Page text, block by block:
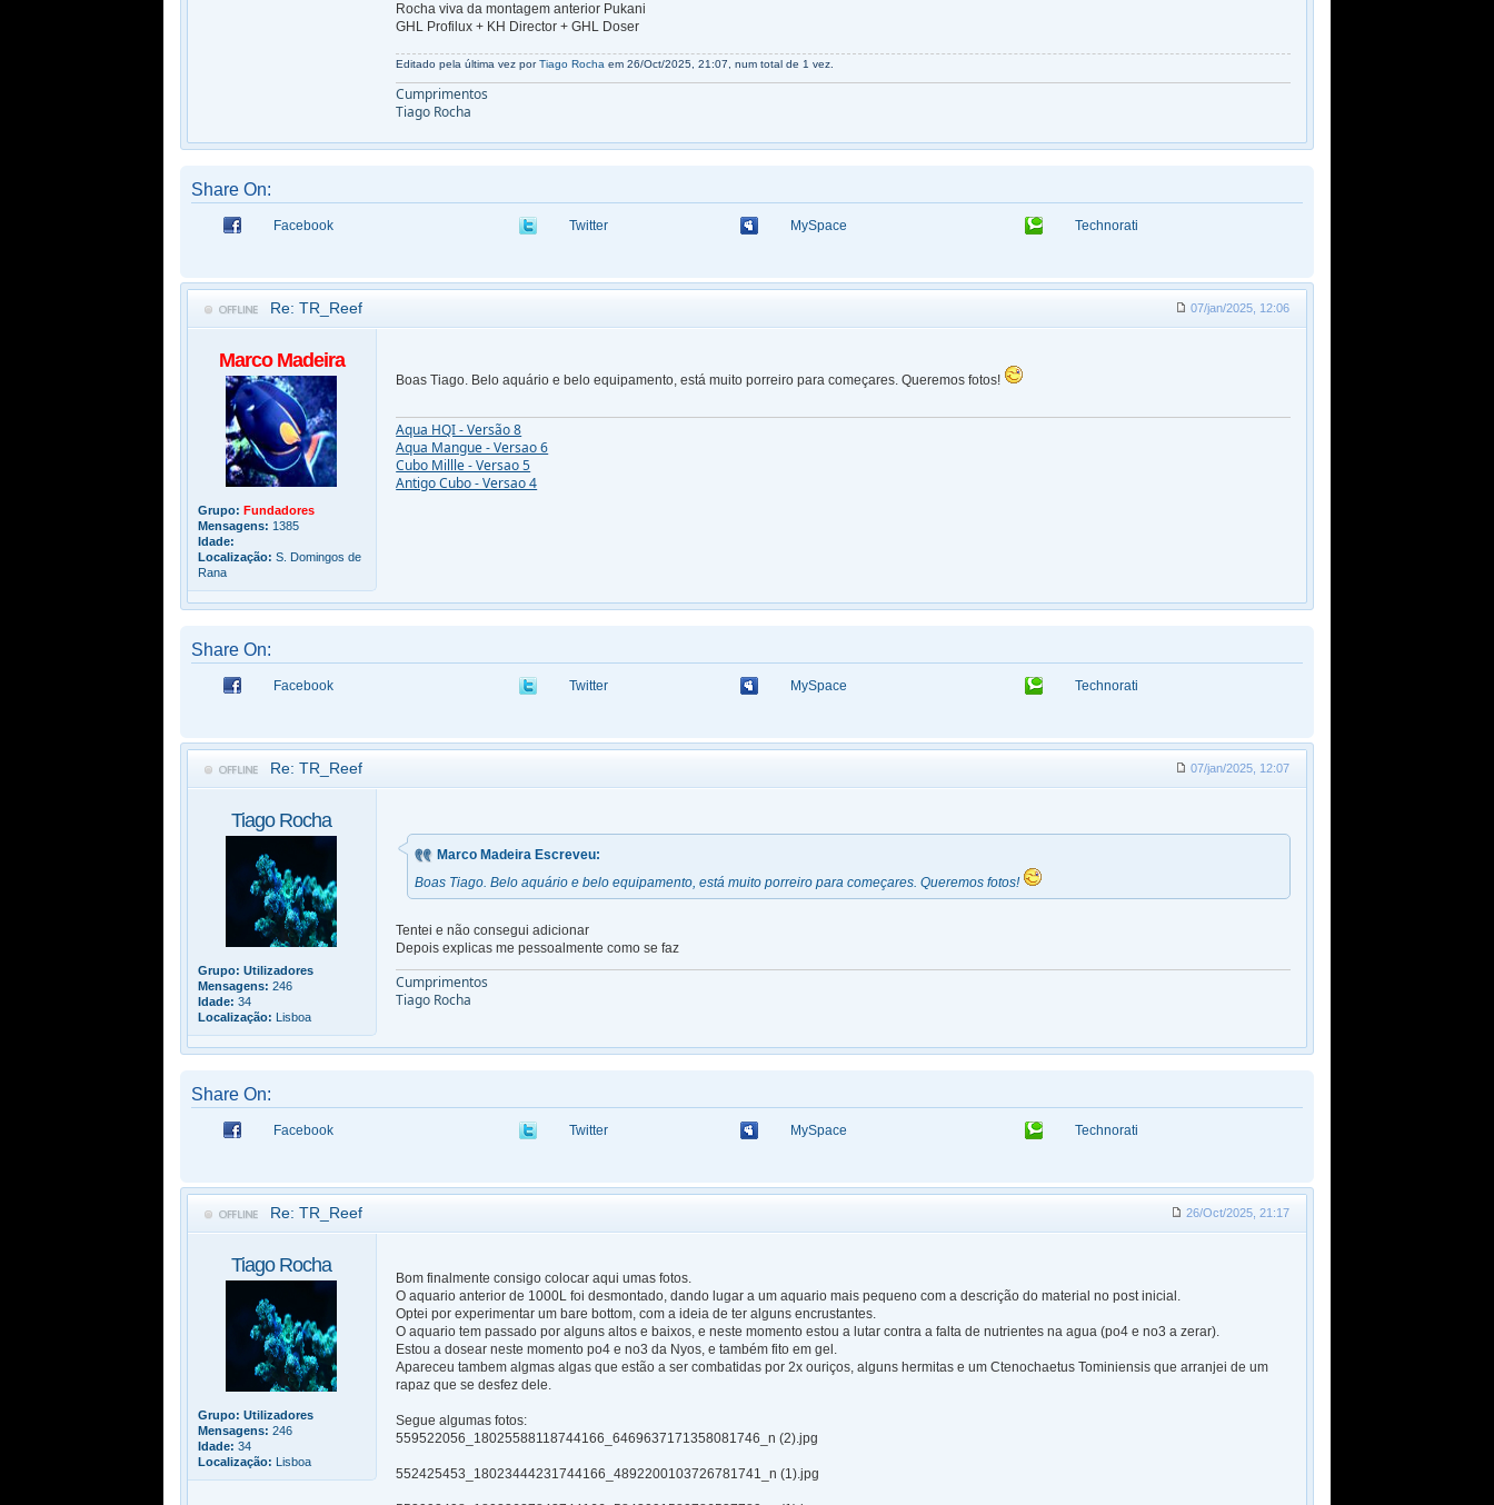
Rocha viva da montagem anterior Pukani
GHL Profilux + KH Director + GHL Doser
Editado pela última vez porTiago Rocha em 26/Oct/2025, 21:07, num total de 1 vez.
Cumprimentos
Tiago Rocha
Share On:
Facebook Twitter MySpace Technorati
Re: TR_Reef 07/jan/2025, 12:06
Marco Madeira
Grupo: Fundadores
Mensagens: 1385
Idade:
Localização: S. Domingos de
Rana
Boas Tiago. Belo aquário e belo equipamento, está muito porreiro para começares. Queremos fotos!
Aqua HQI - Versão 8
Aqua Mangue - Versao 6
Cubo Millle - Versao 5
Antigo Cubo - Versao 4
Share On:
Facebook Twitter MySpace Technorati
Re: TR_Reef 07/jan/2025, 12:07
Tiago Rocha
Grupo: Utilizadores
Mensagens: 246
Idade: 34
Localização: Lisboa
Marco Madeira Escreveu:
Boas Tiago. Belo aquário e belo equipamento, está muito porreiro para começares. Queremos fotos!
Tentei e não consegui adicionar
Depois explicas me pessoalmente como se faz
Cumprimentos
Tiago Rocha
Share On:
Facebook Twitter MySpace Technorati
Re: TR_Reef 26/Oct/2025, 21:17
Tiago Rocha
Grupo: Utilizadores
Mensagens: 246
Idade: 34
Localização: Lisboa
Bom finalmente consigo colocar aqui umas fotos.
O aquario anterior de 1000L foi desmontado, dando lugar a um aquario mais pequeno com a descrição do material no post inicial.
Optei por experimentar um bare bottom, com a ideia de ter alguns encrustantes.
O aquario tem passado por alguns altos e baixos, e neste momento estou a lutar contra a falta de nutrientes na agua (po4 e no3 a zerar).
Estou a dosear neste momento po4 e no3 da Nyos, e também fito em gel.
Apareceu tambem algmas algas que estão a ser combatidas por 2x ouriços, alguns hermitas e um Ctenochaetus Tominiensis que arranjei de um
rapaz que se desfez dele.
Segue algumas fotos:
559522056_18025588118744166_6469637171358081746_n (2).jpg
552425453_18023444231744166_4892200103726781741_n (1).jpg